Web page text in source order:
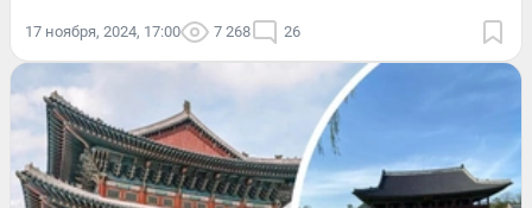
17 ноября, 2024, 17:00 7 268 26